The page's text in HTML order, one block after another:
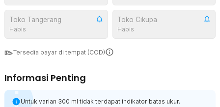
Toko Tangerang
Habis
Toko Cikupa
Habis
Tersedia bayar di tempat (COD)
Informasi Penting
Untuk varian 300 ml tidak terdapat indikator batas ukur.